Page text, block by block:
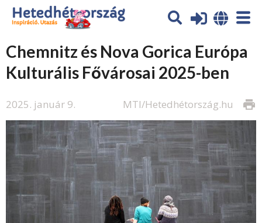
Chemnitz és Nova Gorica Európa
Kulturális Fővárosai 2025-ben
2025. január 9. print
MTI/Hetedhétország.hu